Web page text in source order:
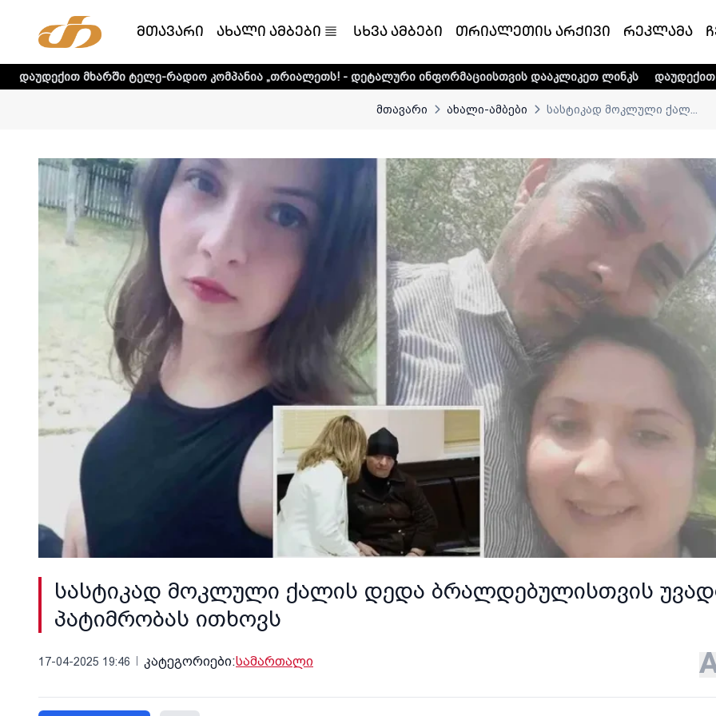
მთავარი ახალი ამბები სხვა ამბები თრიალეთის არქივი რეკლამა
ტელე-რადიო კომპანია „თრიალეთს! - დეტალური ინფორმაციისთვის დააკლიკეთ ლინკს დაუდექით მხარში
მთავარი ახალი-ამბები სასტიკად მოკლული ქალ...
სასტიკად მოკლული ქალის დედა ბრალდებულისთვის
პატიმრობას ითხოვს
17-04-2025 19:46 კატეგორიები:სამართალი